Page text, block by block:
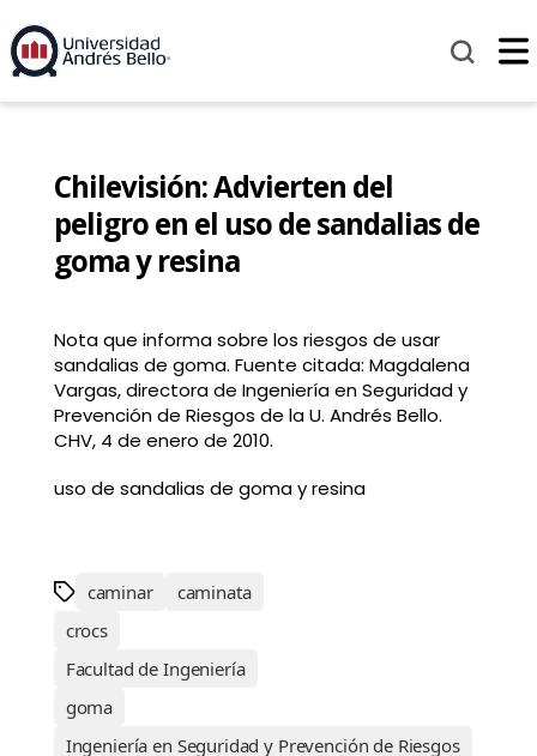
Chilevisión: Advierten del
peligro en el uso de sandalias de
goma y resina
Nota que informa sobre los riesgos de usar
sandalias de goma. Fuente citada: Magdalena
Vargas, directora de Ingeniería en Seguridad y
Prevención de Riesgos de la U. Andrés Bello.
CHV, 4 de enero de 2010.
uso de sandalias de goma y resina
caminar
caminata
crocs
Facultad de Ingeniería
goma
Ingeniería en Seguridad y Prevención de Riesgos